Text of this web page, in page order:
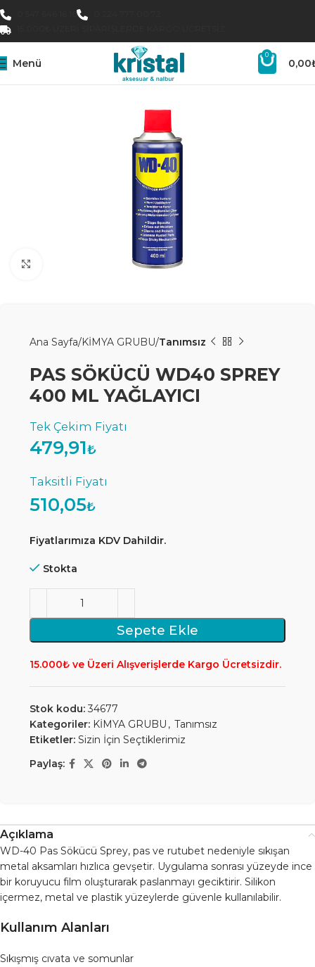
Menü
0
0,00
Büyütmek için tıklayın
Ana Sayfa KİMYA GRUBU Tanımsız
PAS SÖKÜCÜ WD40 SPREY
400 ML YAĞLAYICI
479,91₺
510,05₺
Fiyatlarımıza KDV Dahildir.
Stokta
Sepete Ekle
15.000₺ ve Üzeri Alışverişlerde Kargo Ücretsizdir.
Stok kodu:34677
Kategoriler: KİMYA GRUBU , Tanımsız
Etiketler: Sizin İçin Seçtiklerimiz
Paylaş:
Açıklama
WD-40 Pas Sökücü Sprey, pas ve rutubet nedeniyle sıkışan
metal aksamları hızlıca gevşetir. Uygulama sonrası yüzeyde ince
bir koruyucu film oluşturarak paslanmayı geciktirir. Silikon
içermez, metal ve plastik yüzeylerde güvenle kullanılabilir.
Kullanım Alanları
Sıkışmış cıvata ve somunlar